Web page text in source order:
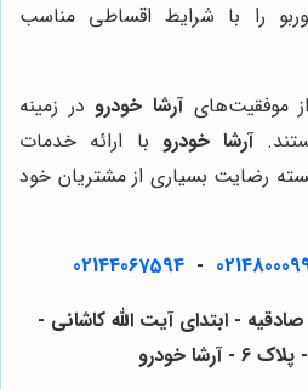
را با شرایط اقساطی مناسب
موفقیت‌هایآرشا خودرودر زمینه
آرشا خودرو با ارائه خدمات
رضایت بسیاری از مشتریان خود
-
02144067594
- ابتدای آیت الله کاشانی -
خودرو